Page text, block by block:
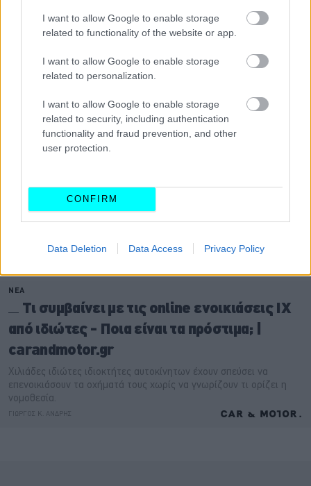
I want to allow Google to enable storage
related to functionality of the website or app.
I want to allow Google to enable storage
related to personalization.
I want to allow Google to enable storage
related to security, including authentication
functionality and fraud prevention, and other
user protection.
CONFIRM
Data Deletion Data Access Privacy Policy